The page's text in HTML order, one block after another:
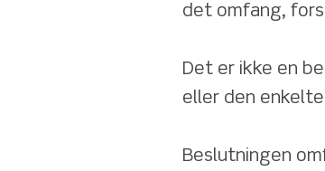
det omfang,
Det er ikke en
eller den
Beslutningen